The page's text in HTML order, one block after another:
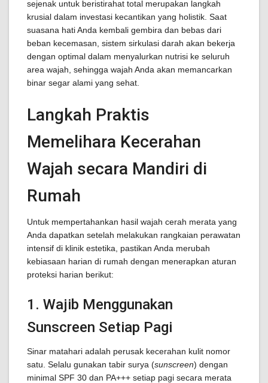
sejenak untuk beristirahat total merupakan langkah
krusial dalam investasi kecantikan yang holistik. Saat
suasana hati Anda kembali gembira dan bebas dari
beban kecemasan, sistem sirkulasi darah akan bekerja
dengan optimal dalam menyalurkan nutrisi ke seluruh
area wajah, sehingga wajah Anda akan memancarkan
binar segar alami yang sehat.
Langkah Praktis
Memelihara Kecerahan
Wajah secara Mandiri di
Rumah
Untuk mempertahankan hasil wajah cerah merata yang
Anda dapatkan setelah melakukan rangkaian perawatan
intensif di klinik estetika, pastikan Anda merubah
kebiasaan harian di rumah dengan menerapkan aturan
proteksi harian berikut:
1. Wajib Menggunakan
Sunscreen Setiap Pagi
Sinar matahari adalah perusak kecerahan kulit nomor
satu. Selalu gunakan tabir surya (sunscreen) dengan
minimal SPF 30 dan PA+++ setiap pagi secara merata